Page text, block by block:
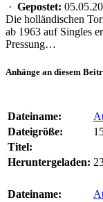
· Gepostet:
Die holländischen
ab 1963 auf Singles
Pressung…
Anhänge an diesem
Dateiname:
Dateigröße:
Titel:
Heruntergeladen:
Dateiname: